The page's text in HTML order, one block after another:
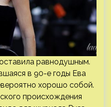
равнодушным.
в 90-е годы Ева
хорошо собой.
происхождения